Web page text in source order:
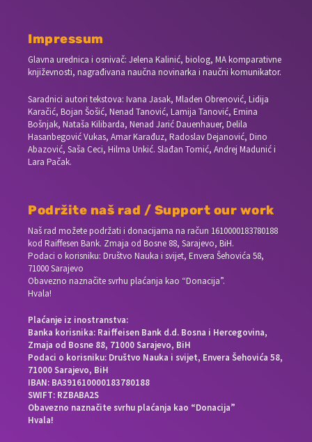
Impressum
Glavna urednica i osnivač: Jelena Kalinić, biolog, MA komparativne
književnosti, nagrađivana naučna novinarka i naučni komunikator.
Saradnici autori tekstova: Ivana Jasak, Mladen Obrenović, Lidija
Karačić, Bojan Šošić, Nenad Tanović, Lamija Tanović, Emina
Bošnjak, Nataša Kilibarda, Nenad Jarić Dauenhauer, Delila
Hasanbegović Vukas, Amar Karađuz, Radoslav Dejanović, Dino
Abazović, Saša Ceci, Hilma Unkić. Slađan Tomić, Andrej Madunić i
Lara Pačak.
Podržite naš rad / Support our work
Naš rad možete podržati i donacijama na račun 1610000183780188
kod Raiffesen Bank. Zmaja od Bosne 88, Sarajevo, BiH.
Podaci o korisniku: Društvo Nauka i svijet, Envera Šehovića 58,
71000 Sarajevo
Obavezno naznačite svrhu plaćanja kao “Donacija”.
Hvala!
Plaćanje iz inostranstva:
Banka korisnika: Raiffeisen Bank d.d. Bosna i Hercegovina,
Zmaja od Bosne 88, 71000 Sarajevo, BiH
Podaci o korisniku: Društvo Nauka i svijet, Envera Šehovića 58,
71000 Sarajevo, BiH
IBAN: BA391610000183780188
SWIFT: RZBABA2S
Obavezno naznačite svrhu plaćanja kao “Donacija”
Hvala!